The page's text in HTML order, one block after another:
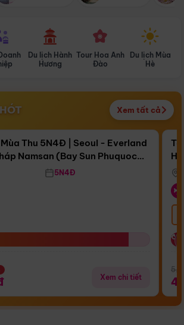
Du lịch Hành
Hương
Tour Hoa Anh
Đào
Du lịch Mùa
Hè
Xem tất cả
Airways
Điểm nổi bật
Thu 5N4Đ | Seoul - Everland
Namsan (Bay Sun Phuquoc
5N4Đ
Xem chi tiết